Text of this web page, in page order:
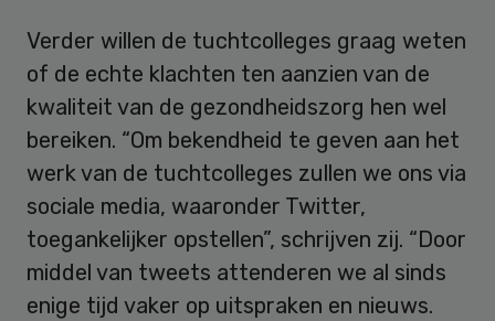
Verder willen de tuchtcolleges graag weten
of de echte klachten ten aanzien van de
kwaliteit van de gezondheidszorg hen wel
bereiken. “Om bekendheid te geven aan het
werk van de tuchtcolleges zullen we ons via
sociale media, waaronder Twitter,
toegankelijker opstellen”, schrijven zij. “Door
middel van tweets attenderen we al sinds
enige tijd vaker op uitspraken en nieuws.